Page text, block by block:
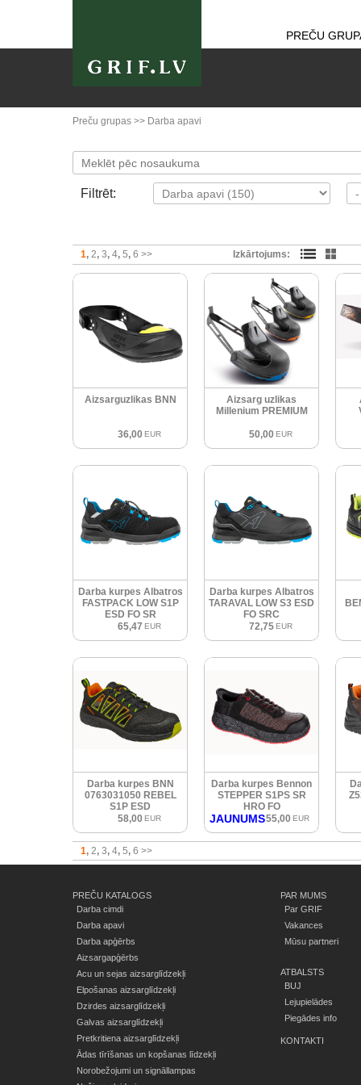
PREČU
Preču grupas >> Darba apavi
Filtrēt:
1 2 3 4 5 6 >> Izkārtojums:
Aizsarguzlikas BNN
36,00 EUR
Aizsarg uzlikas
Millenium PREMIUM
50,00 EUR
Darba kurpes Albatros
FASTPACK LOW S1P
ESD FO SR
65,47 EUR
Darba kurpes Albatros
TARAVAL LOW S3 ESD
FO SRC
72,75 EUR
Darba kurpes BNN
0763031050 REBEL
S1P ESD
58,00 EUR
Darba kurpes Bennon
STEPPER S1PS SR
HRO FO
JAUNUMS55,00 EUR
1 2 3 4 5 6 >>
PREČU KATALOGS
Darba cimdi
Darba apavi
Darba apģērbs
Aizsargapģērbs
Acu un sejas aizsarglīdzekļi
Elpošanas aizsarglīdzekļi
Dzirdes aizsarglīdzekļi
Galvas aizsarglīdzekļi
Pretkritiena aizsarglīdzekļi
Ādas tīrīšanas un kopšanas līdzekļi
Norobežojumi un signāllampas
PAR MUMS
Par GRIF
Vakances
Mūsu partneri
ATBALSTS
BUJ
Lejupielādes
Piegādes info
KONTAKTI